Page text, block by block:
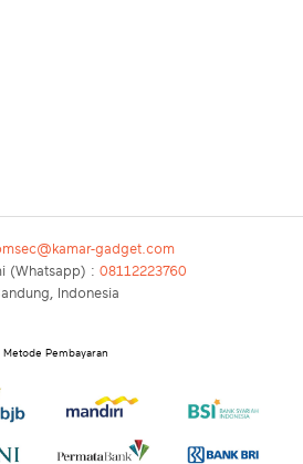
gadget.com
(Whatsapp) : 08112223760
Indonesia
Metode Pembayaran